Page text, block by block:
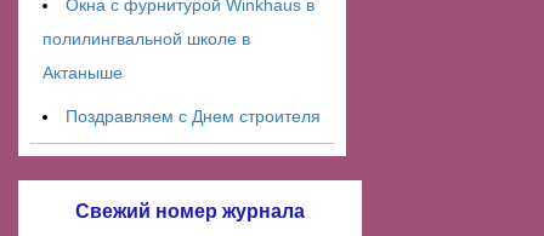
Окна с фурнитурой Winkhaus в
полилингвальной школе в
Актаныше
Поздравляем с Днем строителя
Свежий номер журнала